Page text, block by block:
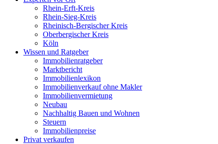
Rhein-Erft-Kreis
Rhein-Sieg-Kreis
Rheinisch-Bergischer Kreis
Oberbergischer Kreis
Köln
Wissen und Ratgeber
Immobilienratgeber
Marktbericht
Immobilienlexikon
Immobilienverkauf ohne Makler
Immobilienvermietung
Neubau
Nachhaltig Bauen und Wohnen
Steuern
Immobilienpreise
Privat verkaufen